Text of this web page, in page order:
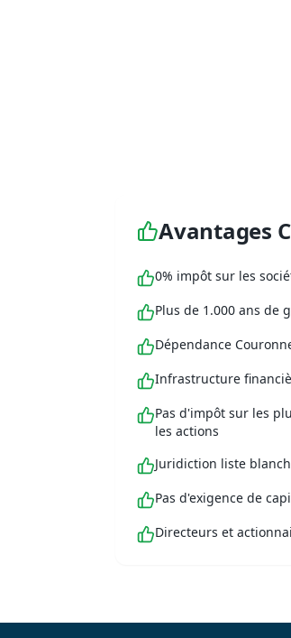
Avantages
0% impôt sur les
Plus de 1.000 ans de
Dépendance
Infrastructure
Pas d'impôt sur les
les actions
Juridiction liste
Pas d'exigence de
Directeurs et